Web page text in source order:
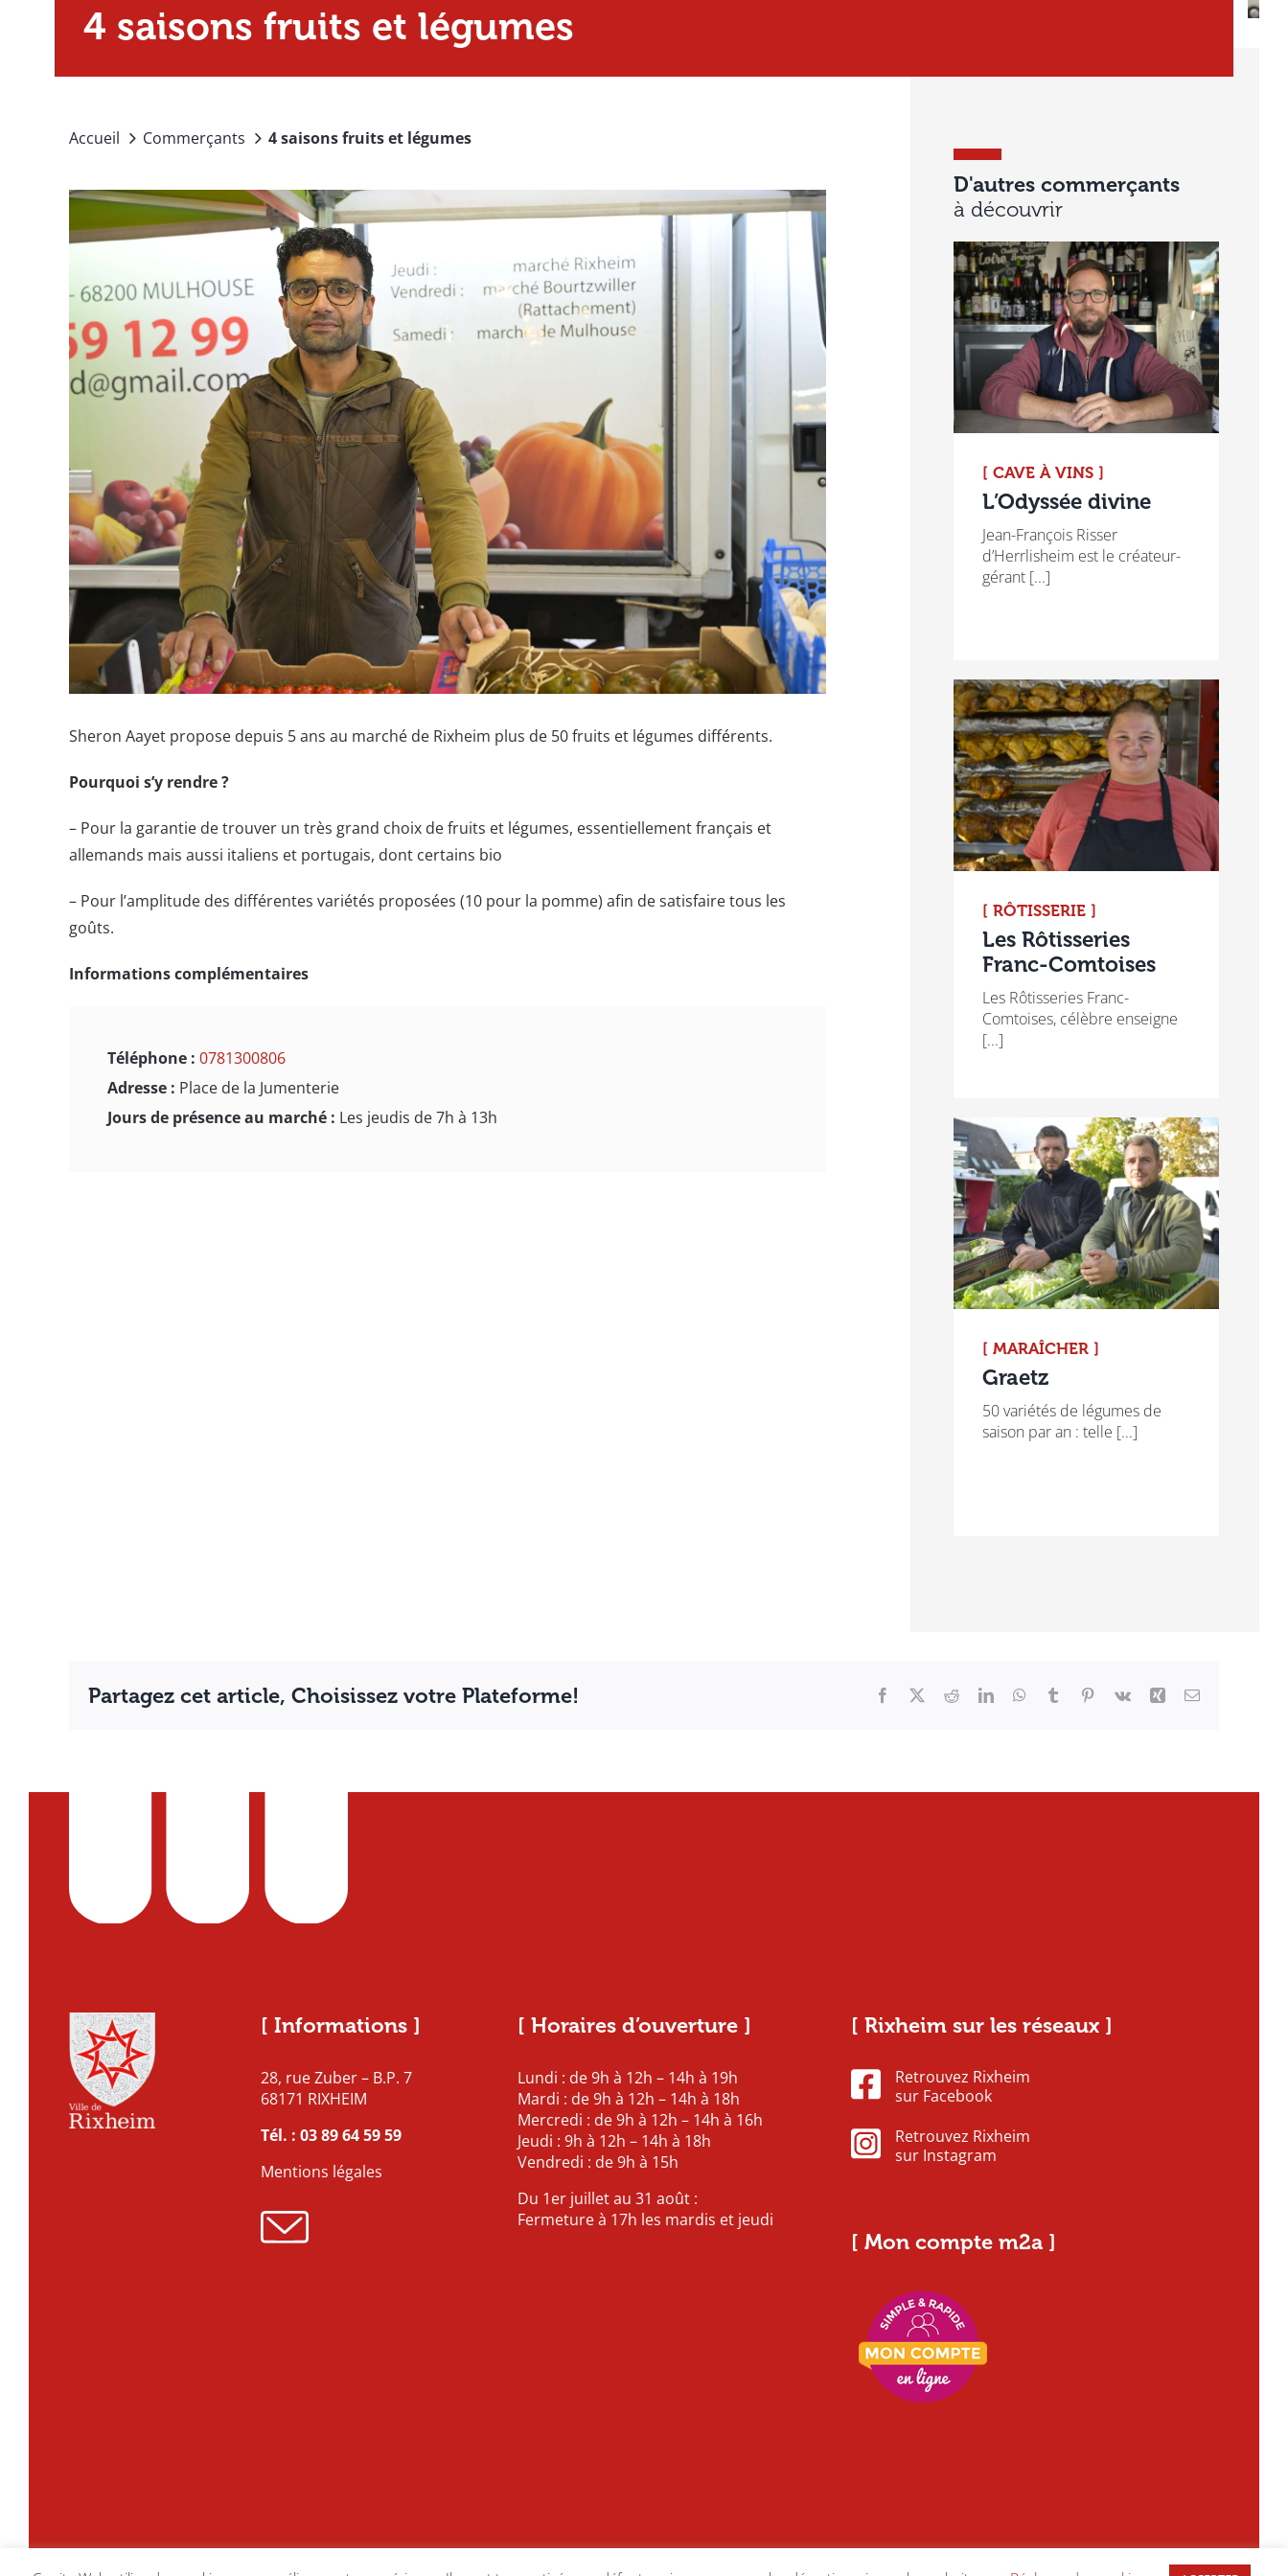
4 saisons fruits et légumes
Accueil Commerçants 4 saisons fruits et légumes
Sheron Aayet propose depuis 5 ans au marché de Rixheim plus de 50 fruits et légumes différents.
Pourquoi s’y rendre ?
– Pour la garantie de trouver un très grand choix de fruits et légumes, essentiellement français et
allemands mais aussi italiens et portugais, dont certains bio
– Pour l’amplitude des différentes variétés proposées (10 pour la pomme) afin de satisfaire tous les
goûts.
Informations complémentaires
Téléphone : 0781300806
Adresse : Place de la Jumenterie
Jours de présence au marché : Les jeudis de 7h à 13h
D'autres commerçants
à découvrir
[ CAVE À VINS ]
L’Odyssée divine
Jean-François Risser
d’Herrlisheim est le créateur-
gérant [...]
[ RÔTISSERIE ]
Les Rôtisseries
Franc-Comtoises
Les Rôtisseries Franc-
Comtoises, célèbre enseigne
[...]
[ MARAÎCHER ]
Graetz
50 variétés de légumes de
saison par an : telle [...]
Partagez cet article, Choisissez votre Plateforme! Facebook RedditLinkedInWhatsApp
Tumblr Pinterest
Vk Xing Email
[ Informations ]
28, rue Zuber – B.P. 7
68171 RIXHEIM
Tél. : 03 89 64 59 59
Mentions légales
[ Horaires d’ouverture ]
Lundi : de 9h à 12h – 14h à 19h
Mardi : de 9h à 12h – 14h à 18h
Mercredi : de 9h à 12h – 14h à 16h
Jeudi : 9h à 12h – 14h à 18h
Vendredi : de 9h à 15h
Du 1er juillet au 31 août :
Fermeture à 17h les mardis et jeudi
[ Rixheim sur les réseaux ]
Retrouvez Rixheim
sur Facebook
Retrouvez Rixheim
sur Instagram
[ Mon compte m2a ]